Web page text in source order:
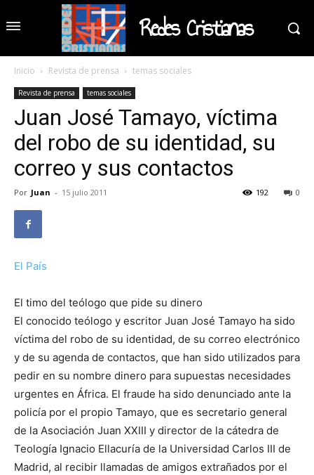
Redes Cristianas
Inicio Revista de prensa temas sociales
Revista de prensa temas sociales
Juan José Tamayo, víctima
del robo de su identidad, su
correo y sus contactos
Por Juan - 15 julio 2011 0
192
El País
El timo del teólogo que pide su dinero
El conocido teólogo y escritor Juan José Tamayo ha sido
víctima del robo de su identidad, de su correo electrónico
y de su agenda de contactos, que han sido utilizados para
pedir en su nombre dinero para supuestas necesidades
urgentes en África. El fraude ha sido denunciado ante la
policía por el propio Tamayo, que es secretario general
de la Asociación Juan XXIII y director de la cátedra de
Teología Ignacio Ellacuría de la Universidad Carlos III de
Madrid, al recibir llamadas de amigos extrañados por el